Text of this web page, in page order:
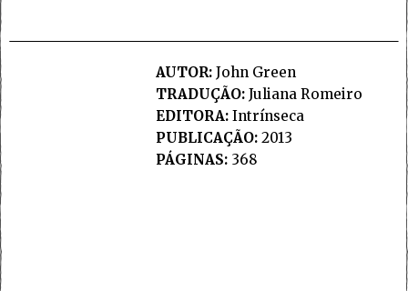
AUTOR:John Green
TRADUÇÃO:Juliana Romeiro
EDITORA:Intrínseca
PUBLICAÇÃO:2013
PÁGINAS:368